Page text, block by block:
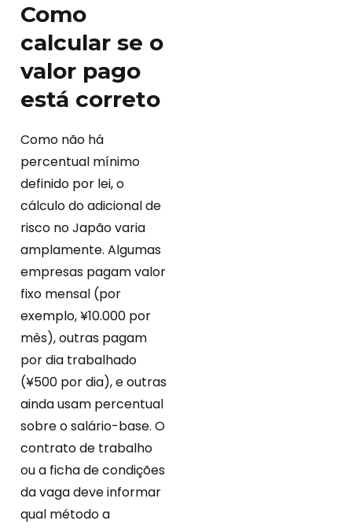
Como
calcular se o
valor pago
está correto
Como não há
percentual mínimo
definido por lei, o
cálculo do adicional de
risco no Japão varia
amplamente. Algumas
empresas pagam valor
fixo mensal (por
exemplo, ¥10.000 por
mês), outras pagam
por dia trabalhado
(¥500 por dia), e outras
ainda usam percentual
sobre o salário-base. O
contrato de trabalho
ou a ficha de condições
da vaga deve informar
qual método a